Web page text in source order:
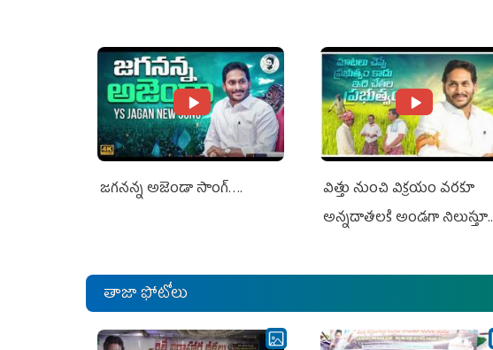
జగనన్న అజెండా సాంగ్….
విత్తు నుంచి విక్రయం వరకూ
అన్నదాతలకి అండగా నిలుస్తూ..
తాజా ఫోటోలు